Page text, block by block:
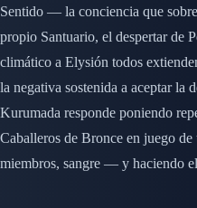
Sentido — la conciencia que
propio Santuario, el despertar de
climático a Elysión todos
la negativa sostenida a aceptar la
Kurumada responde poniendo
Caballeros de Bronce en juego
miembros, sangre — y haciendo